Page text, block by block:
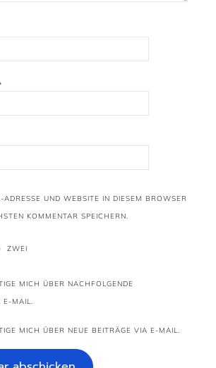
ADRESSE UND WEBSITE IN DIESEM BROWSER
KOMMENTAR SPEICHERN.
ZWEI
MICH ÜBER NACHFOLGENDE
E-MAIL.
MICH ÜBER NEUE BEITRÄGE VIA E-MAIL.